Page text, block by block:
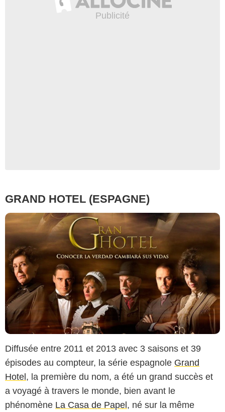
GRAND HOTEL (ESPAGNE)
Diffusée entre 2011 et 2013 avec 3 saisons et 39
épisodes au compteur, la série espagnole Grand
Hotel, la première du nom, a été un grand succès et
a voyagé à travers le monde, bien avant le
phénomène La Casa de Papel, né sur la même